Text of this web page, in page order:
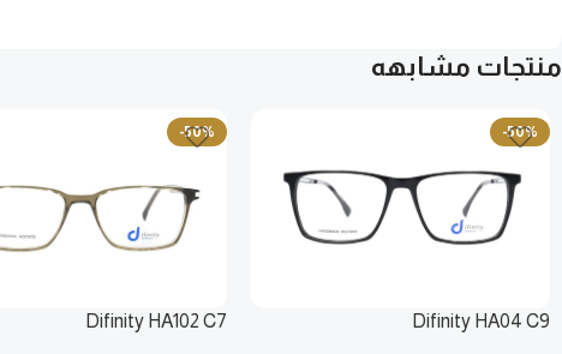
منتجات مشابهه
-50%
Difinity HA04 C9
-50%
Difinity HA102 C7